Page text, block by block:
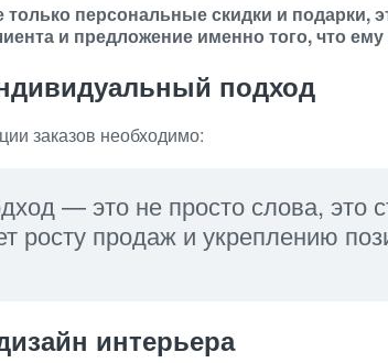
персональные скидки и подарки,
и предложение именно того, что
подход
заказов необходимо:
— это не просто слова, это
росту продаж и укреплению
интерьера